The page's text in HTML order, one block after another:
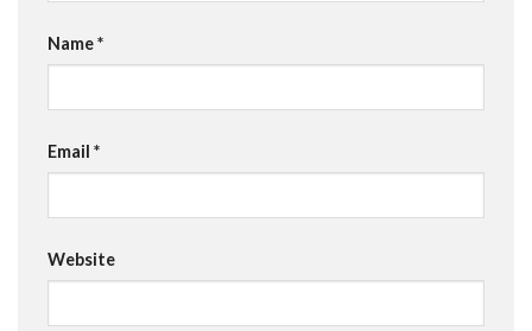
Name*
Email *
Website